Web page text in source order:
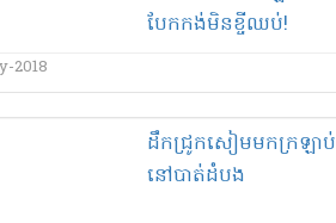
បែក​កង់​មិន​ខ្ចី​ឈប់​!
2018
ដឹក​ជ្រូក​សៀម​មក​ក្រឡាប់​
នៅ​បាត់ដំបង​